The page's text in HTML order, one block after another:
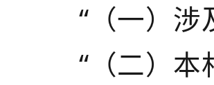
“（一）涉
“（二）本